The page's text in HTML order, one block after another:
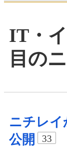
IT・
目の
ニチレイ
公開
33